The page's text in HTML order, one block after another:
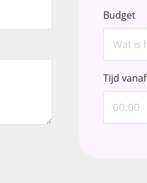
Budget
Tijd vanaf